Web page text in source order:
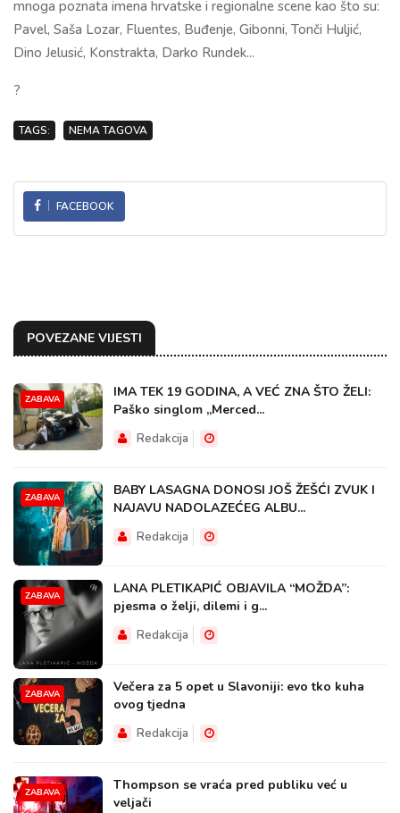
mnoga poznata imena hrvatske i regionalne scene kao što su:
Pavel, Saša Lozar, Fluentes, Buđenje, Gibonni, Tonči Huljić,
Dino Jelusić, Konstrakta, Darko Rundek...
?
TAGS: NEMA TAGOVA
FACEBOOK
POVEZANE VIJESTI
ZABAVA
IMA TEK 19 GODINA, A VEĆ ZNA ŠTO ŽELI:
Paško singlom „Merced...
Redakcija
ZABAVA
BABY LASAGNA DONOSI JOŠ ŽEŠĆI ZVUK I
NAJAVU NADOLAZEĆEG ALBU...
Redakcija
ZABAVA
LANA PLETIKAPIĆ OBJAVILA “MOŽDA”:
pjesma o želji, dilemi i g...
Redakcija
ZABAVA
Večera za 5 opet u Slavoniji: evo tko kuha
ovog tjedna
Redakcija
ZABAVA
Thompson se vraća pred publiku već u
veljači